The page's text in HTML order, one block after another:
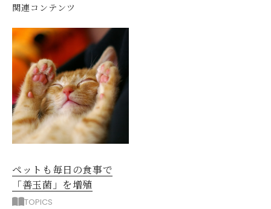
関連コンテンツ
ペットも毎日の食事で
「善玉菌」を増殖
TOPICS